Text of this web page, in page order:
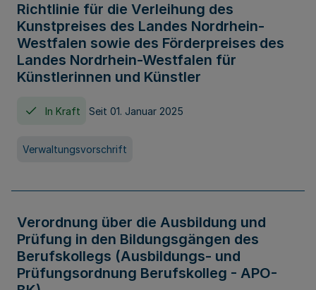
Richtlinie für die Verleihung des
Kunstpreises des Landes Nordrhein-
Westfalen sowie des Förderpreises des
Landes Nordrhein-Westfalen für
Künstlerinnen und Künstler
In Kraft Seit 01. Januar 2025
Verwaltungsvorschrift
Verordnung über die Ausbildung und
Prüfung in den Bildungsgängen des
Berufskollegs (Ausbildungs- und
Prüfungsordnung Berufskolleg - APO-